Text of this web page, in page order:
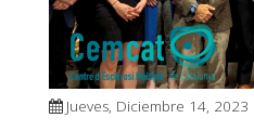
Jueves, Diciembre 14, 2023